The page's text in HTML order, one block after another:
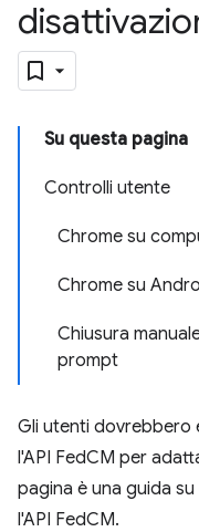
Su questa pagina
Controlli utente
Chrome su
Chrome su
Chiusura
prompt
Gli utenti dovrebbero
l'API FedCM per
pagina è una guida
l'API FedCM.